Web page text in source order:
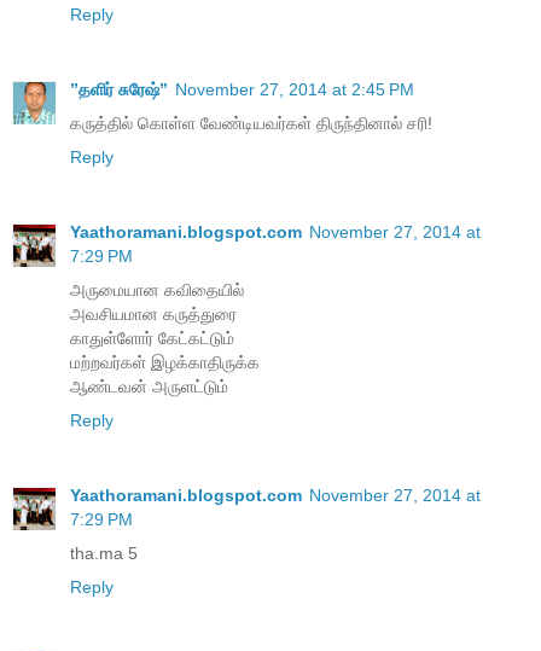
Reply
”தளிர் சுரேஷ்” November 27, 2014 at 2:45 PM
கருத்தில் கொள்ள வேண்டியவர்கள் திருந்தினால் சரி!
Reply
Yaathoramani.blogspot.com November 27, 2014 at
7:29 PM
அருமையான கவிதையில்
அவசியமான கருத்துரை
காதுள்ளோர் கேட்கட்டும்
மற்றவர்கள் இழக்காதிருக்க
ஆண்டவன் அருளட்டும்
Reply
Yaathoramani.blogspot.com November 27, 2014 at
7:29 PM
tha.ma 5
Reply